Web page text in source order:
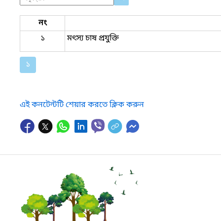
নং
১
মৎস্য চাষ প্রযুক্তি
১
এই কনটেন্টটি শেয়ার করতে ক্লিক করুন